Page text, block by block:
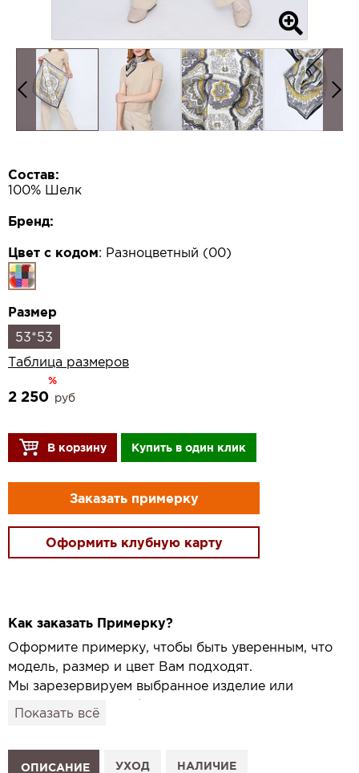
Состав:
100% Шелк
Бренд:
Цвет с кодом: Разноцветный (00)
Размер
53*53
Таблица размеров
%
2 250 руб
В корзину Купить в один клик
Заказать примерку
Оформить клубную карту
Как заказать Примерку?
Оформите примерку, чтобы быть уверенным, что
модель, размер и цвет Вам подходят.
Мы зарезервируем выбранное изделие или
привезём его в удобный для вас салон и
1. Выберите изделие на сайте.
Показать всё
ОПИСАНИЕ УХОД НАЛИЧИЕ